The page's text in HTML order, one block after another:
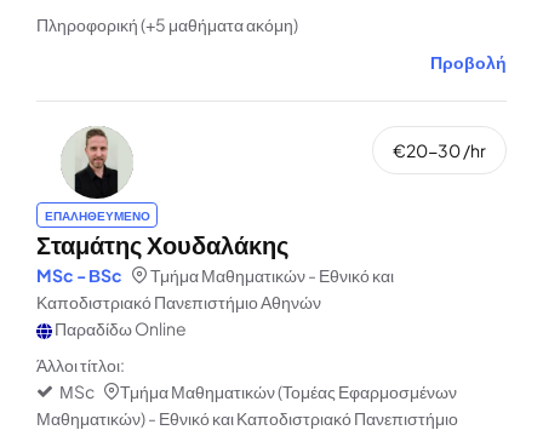
Πληροφορική (+5 μαθήματα ακόμη)
Προβολή
ΕΠΑΛΗΘΕΥΜΕΝΟ
Σταμάτης Χουδαλάκης
MSc - ΒSc
Τμήμα Μαθηματικών - Εθνικό και
Καποδιστριακό Πανεπιστήμιο Αθηνών
Παραδίδω Online
Άλλοι τίτλοι:
ΜSc
Τμήμα Μαθηματικών (Τομέας Εφαρμοσμένων
Μαθηματικών) - Εθνικό και Καποδιστριακό Πανεπιστήμιο
€20-30 /hr